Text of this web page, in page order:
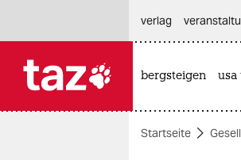
themen
verlag
bergsteigen usa
Startseite